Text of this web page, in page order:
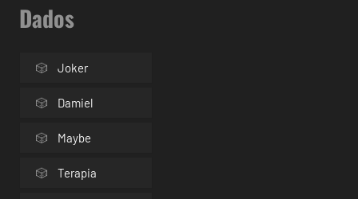
Dados
Joker
Damiel
Maybe
Terapia